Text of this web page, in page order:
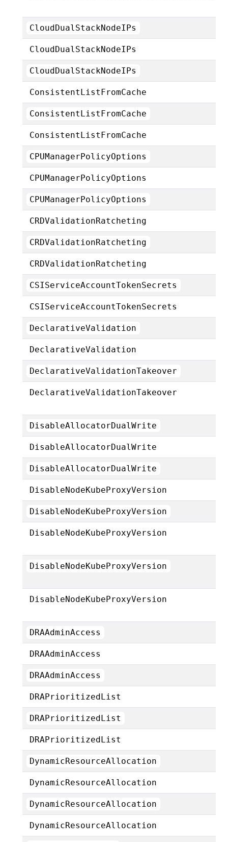
CloudDualStackNodeIPs
CloudDualStackNodeIPs
CloudDualStackNodeIPs
ConsistentListFromCache
ConsistentListFromCache
ConsistentListFromCache
CPUManagerPolicyOptions
CPUManagerPolicyOptions
CPUManagerPolicyOptions
CRDValidationRatcheting
CRDValidationRatcheting
CRDValidationRatcheting
CSIServiceAccountTokenSecrets
CSIServiceAccountTokenSecrets
DeclarativeValidation
DeclarativeValidation
DeclarativeValidationTakeover
DeclarativeValidationTakeover
DisableAllocatorDualWrite
DisableAllocatorDualWrite
DisableAllocatorDualWrite
DisableNodeKubeProxyVersion
DisableNodeKubeProxyVersion
DisableNodeKubeProxyVersion
DisableNodeKubeProxyVersion
DisableNodeKubeProxyVersion
DRAAdminAccess
DRAAdminAccess
DRAAdminAccess
DRAPrioritizedList
DRAPrioritizedList
DRAPrioritizedList
DynamicResourceAllocation
DynamicResourceAllocation
DynamicResourceAllocation
DynamicResourceAllocation